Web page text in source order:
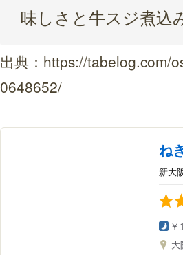
味しさと牛スジ煮込
出典： https://tabelog.com/
0648652/
ね
新大
大